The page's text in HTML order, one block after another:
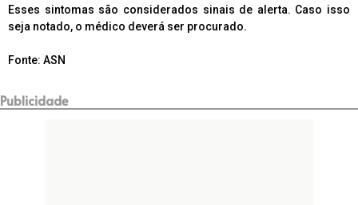
Esses sintomas são considerados sinais de alerta. Caso isso
seja notado, o médico deverá ser procurado.
Fonte: ASN
Publicidade